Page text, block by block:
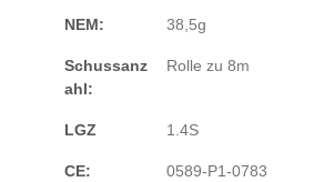
NEM: 38,5g
Schussanz
ahl:
Rolle zu 8m
LGZ 1.4S
CE: 0589-P1-0783